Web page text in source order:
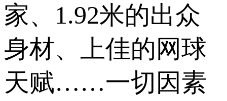
家、1.92米的出众
身材、上佳的网球
天赋……一切因素